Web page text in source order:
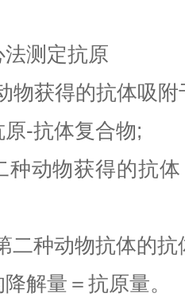
测定抗原
物获得的抗体吸
-抗体复合物;
种动物获得的抗
二种动物抗体的抗
解量＝抗原量。